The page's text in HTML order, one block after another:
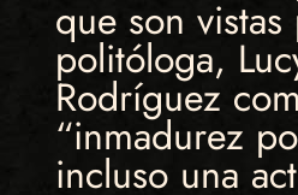
que son
politóloga,
Rodríguez
“inmadurez
incluso una